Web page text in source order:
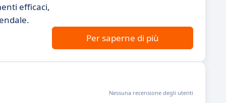
efficaci,
Per saperne di più
Nessuna recensione degli utenti